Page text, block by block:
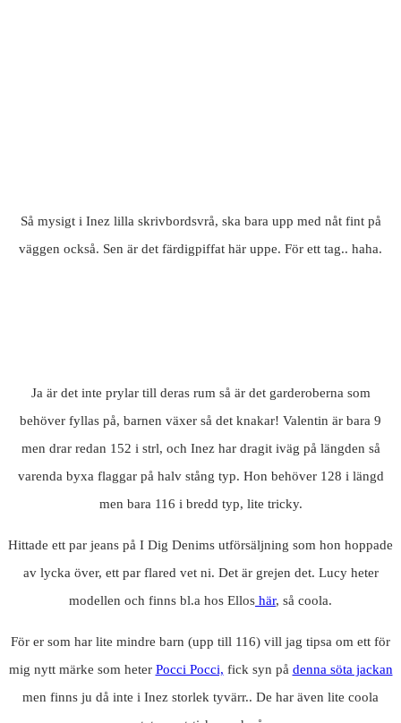
Så mysigt i Inez lilla skrivbordsvrå, ska bara upp med nåt fint på
väggen också. Sen är det färdigpiffat här uppe. För ett tag.. haha.
Ja är det inte prylar till deras rum så är det garderoberna som
behöver fyllas på, barnen växer så det knakar! Valentin är bara 9
men drar redan 152 i strl, och Inez har dragit iväg på längden så
varenda byxa flaggar på halv stång typ. Hon behöver 128 i längd
men bara 116 i bredd typ, lite tricky.
Hittade ett par jeans på I Dig Denims utförsäljning som hon hoppade
av lycka över, ett par flared vet ni. Det är grejen det. Lucy heter
modellen och finns bl.a hos Ellos här, så coola.
För er som har lite mindre barn (upp till 116) vill jag tipsa om ett för
mig nytt märke som heter Pocci Pocci, fick syn på denna söta jackan
men finns ju då inte i Inez storlek tyvärr.. De har även lite coola